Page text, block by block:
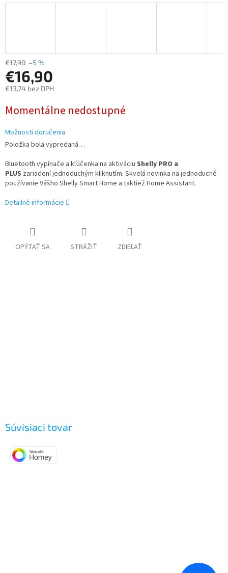
€17,90 –5 %
€16,90
€13,74 bez DPH
cena:
Momentálne nedostupné
Možnosti doručenia
Položka bola vypredaná…
Bluetooth vypínače a kľúčenka na aktiváciu Shelly PRO a
PLUS zariadení jednoduchým kliknutím. Skvelá novinka na jednoduché
používanie Vášho Shelly Smart Home a taktiež Home Assistant.
Detailné informácie
OPÝTAŤ SA STRÁŽIŤ ZDIEĽAŤ
Súvisiaci tovar